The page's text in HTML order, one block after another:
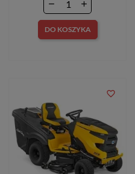
DO KOSZYKA
favorite_border